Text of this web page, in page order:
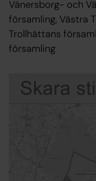
Vänersborg- och
församling, Västra
Trollhättans
församling